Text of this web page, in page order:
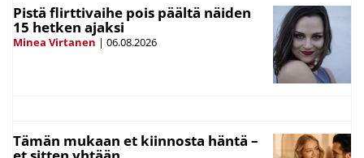
Pistä flirttivaihe pois päältä näiden
15 hetken ajaksi
Minea Virtanen | 06.08.2026
Tämän mukaan et kiinnosta häntä –